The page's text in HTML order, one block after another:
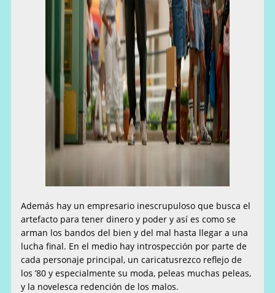
Además hay un empresario inescrupuloso que busca el
artefacto para tener dinero y poder y así es como se
arman los bandos del bien y del mal hasta llegar a una
lucha final. En el medio hay introspección por parte de
cada personaje principal, un caricatusrezco reflejo de
los ’80 y especialmente su moda, peleas muchas peleas,
y la novelesca redención de los malos.